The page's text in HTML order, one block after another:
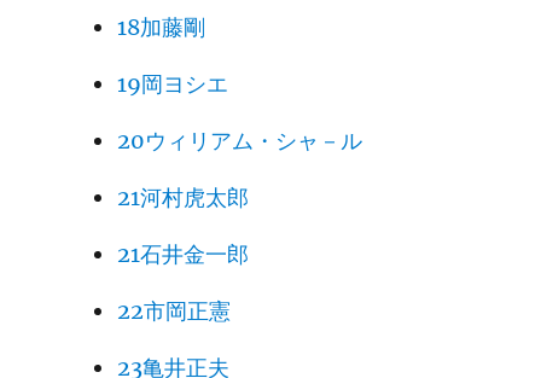
18加藤剛
19岡ヨシエ
20ウィリアム・シャ－ル
21河村虎太郎
21石井金一郎
22市岡正憲
23亀井正夫